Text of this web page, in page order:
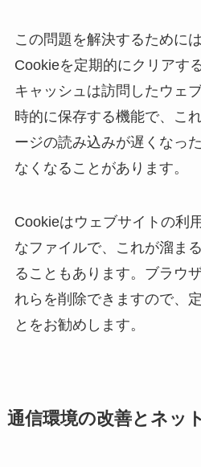
この問題を解決するために
Cookieを定期的にクリアす
キャッシュは訪問したウェ
時的に保存する機能で、こ
ージの読み込みが遅くなっ
なくなることがあります。
Cookieはウェブサイトの利
なファイルで、これが溜ま
ることもあります。ブラウ
れらを削除できますので、
とをお勧めします。
通信環境の改善とネッ